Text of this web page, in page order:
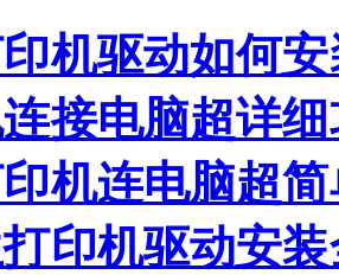
机驱动如何
接电脑超详
机连电脑超
印机驱动安